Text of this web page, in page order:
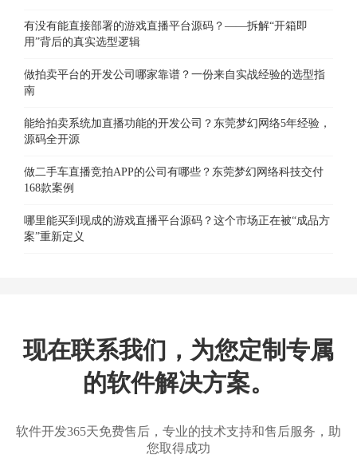
有没有能直接部署的游戏直播平台源码？——拆解“开箱即
用”背后的真实选型逻辑
做拍卖平台的开发公司哪家靠谱？一份来自实战经验的选型指
南
能给拍卖系统加直播功能的开发公司？东莞梦幻网络5年经验，
源码全开源
做二手车直播竞拍APP的公司有哪些？东莞梦幻网络科技交付
168款案例
哪里能买到现成的游戏直播平台源码？这个市场正在被“成品方
案”重新定义
现在联系我们，为您定制专属
的软件解决方案。
软件开发365天免费售后，专业的技术支持和售后服务，助
您取得成功